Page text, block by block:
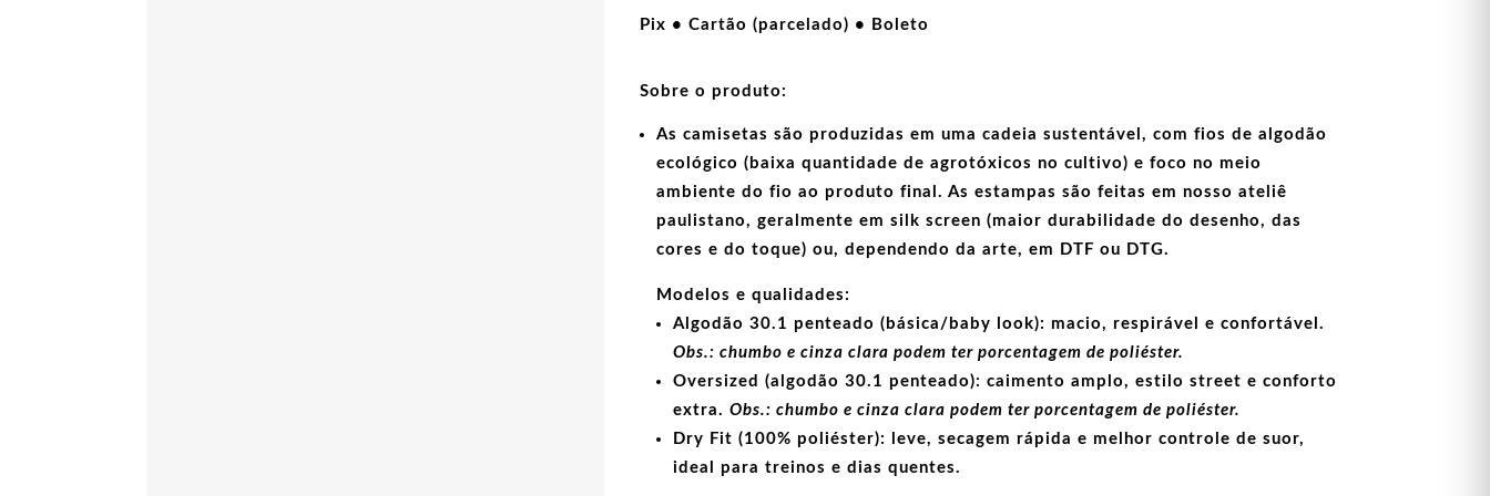
meio
Pix • Cartão (parcelado) • Boleto
Sobre o produto:
As camisetas são produzidas em uma cadeia sustentável, com fios de algodão
ecológico (baixa quantidade de agrotóxicos no cultivo) e foco no meio
ambiente do fio ao produto final. As estampas são feitas em nosso ateliê
paulistano, geralmente em silk screen (maior durabilidade do desenho, das
cores e do toque) ou, dependendo da arte, em
DTF ou DTG.
Modelos e qualidades:
Algodão 30.1 penteado (básica/baby look): macio, respirável e confortável.
Obs.: chumbo e cinza clara podem ter porcentagem de poliéster.
Oversized (algodão 30.1 penteado): caimento amplo, estilo street e conforto
extra. Obs.: chumbo e cinza clara podem ter porcentagem de poliéster.
Dry Fit (100% poliéster):
leve, secagem rápida e melhor controle de suor,
ideal para treinos e dias quentes.